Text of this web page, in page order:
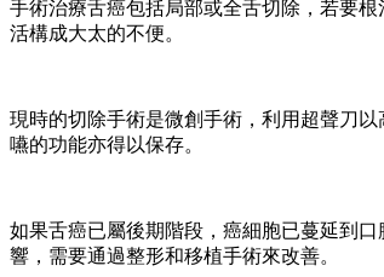
手術治療舌癌包括局部或全舌切除，若要
活構成大太的不便。
現時的切除手術是微創手術，利用超聲刀
嚥的功能亦得以保存。
如果舌癌已屬後期階段，癌細胞已蔓延到
響，需要通過整形和移植手術來改善。